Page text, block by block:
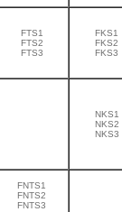
FTS1
FTS2
FTS3
FKS1
FKS2
FKS3
NKS1
NKS2
NKS3
FNTS1
FNTS2
FNTS3